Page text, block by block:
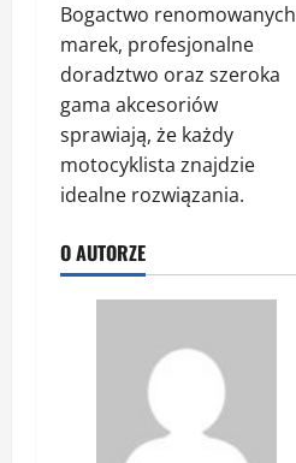
Bogactwo renomowanych
marek, profesjonalne
doradztwo oraz szeroka
gama akcesoriów
sprawiają, że każdy
motocyklista znajdzie
idealne rozwiązania.
O AUTORZE